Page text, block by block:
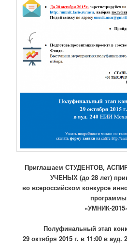
Приглашаем СТУДЕНТОВ,
УЧЕНЫХ (до 28 лет)
во всероссийском конкурсе
программы
«УМНИК-
Полуфинальный этап
29 октября 2015 г. в 11:00 в ауд.